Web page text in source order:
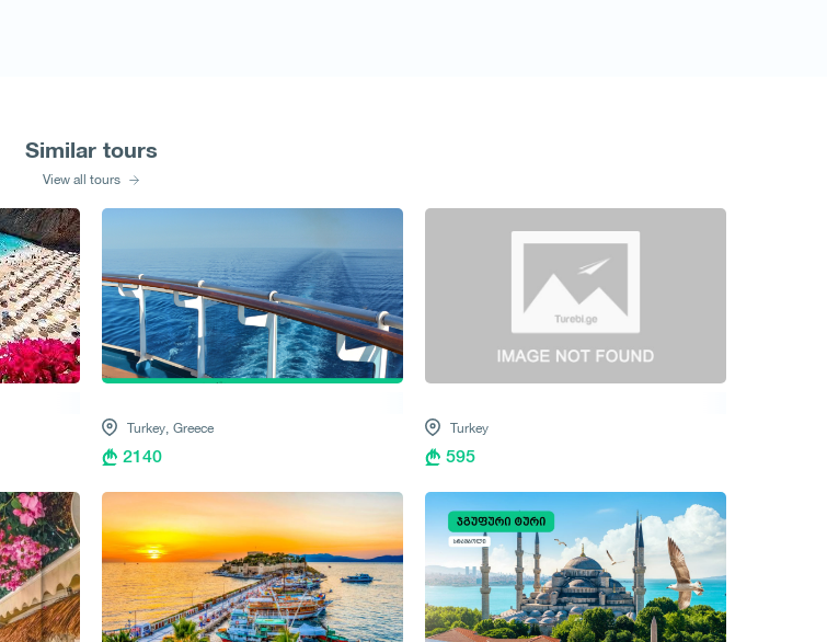
Similar tours
View all tours
Turkey, Greece
2140
Turkey
595